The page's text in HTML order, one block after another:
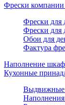
Фрески
Фрески для
Фрески для
Обои для
Фактура
Наполнение
Кухонные
Выдвижные